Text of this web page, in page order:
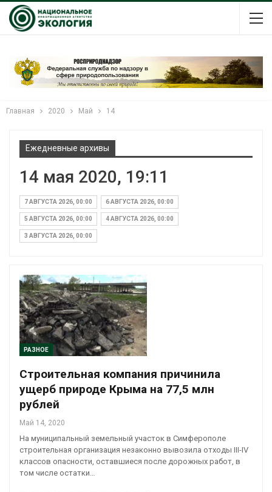
Главная 2020 Май 14
Ежедневные архивы
14 мая 2020, 19:11
7 АВГУСТА 2026, 00:00 6 АВГУСТА 2026, 00:00
5 АВГУСТА 2026, 00:00 4 АВГУСТА 2026, 00:00
3 АВГУСТА 2026, 00:00
РАЗНОЕ
Строительная компания причинила
ущерб природе Крыма на 77,5 млн
рублей
Май 14, 2020
На муниципальный земельный участок в Симферополе
строительная организация незаконно вывозила отходы III-IV
классов опасности, оставшиеся после дорожных работ, в
том числе остатки…